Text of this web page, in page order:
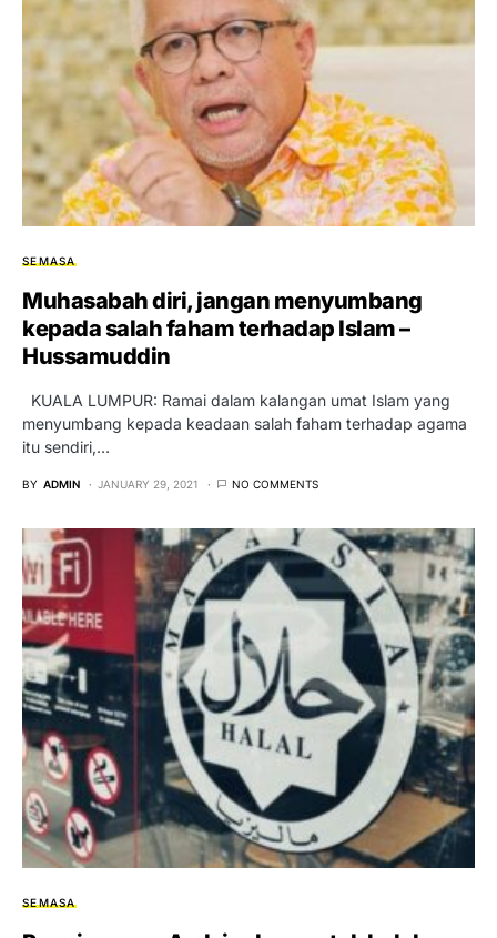
SEMASA
Muhasabah diri, jangan menyumbang
kepada salah faham terhadap Islam –
Hussamuddin
KUALA LUMPUR: Ramai dalam kalangan umat Islam yang
menyumbang kepada keadaan salah faham terhadap agama
itu sendiri,…
BY ADMIN JANUARY 29, 2021 NO COMMENTS
SEMASA